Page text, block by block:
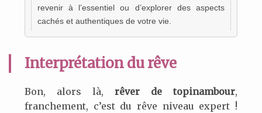
revenir à l’essentiel ou d’explorer des aspects
cachés et authentiques de votre vie.
Interprétation du rêve
Bon, alors là,rêver de topinambour,
franchement, c’est du rêve niveau expert !